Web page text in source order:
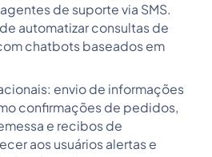
de suporte via SMS.
automatizar consultas de
chatbots baseados em
envio de informações
confirmações de pedidos,
e recibos de
aos usuários alertas e